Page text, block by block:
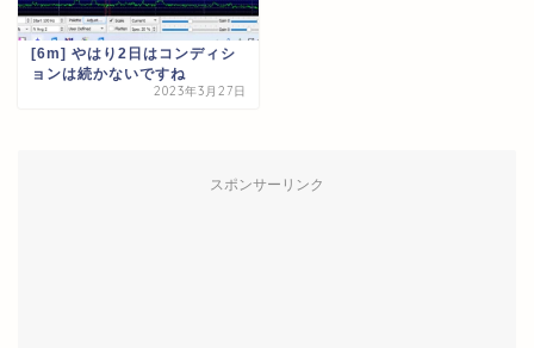
[6m] やはり2日はコンディシ
ョンは続かないですね
2023年3月27日
スポンサーリンク